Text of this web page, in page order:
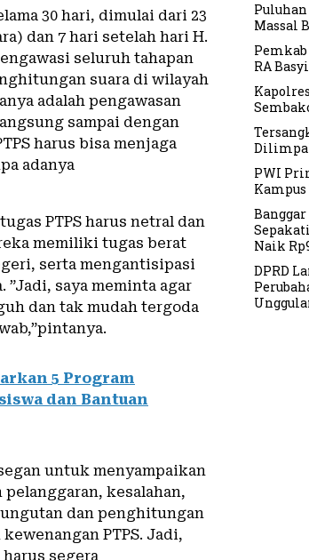
30 hari, dimulai dari 23
dan 7 hari setelah hari H.
seluruh tahapan
suara di wilayah
adalah pengawasan
sampai dengan
harus bisa menjaga
adanya
PTPS harus netral dan
memiliki tugas berat
serta mengantisipasi
saya meminta agar
dan tak mudah tergoda
5 Program
dan Bantuan
untuk menyampaikan
kesalahan,
dan penghitungan
PTPS. Jadi,
segera
Puluhan
Massal
RA
PWI
Banggar
Naik
DPRD